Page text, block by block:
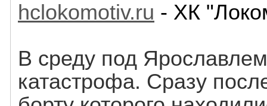
hclokomotiv.ru - ХК
В среду под
катастрофа. Сразу